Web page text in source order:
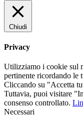
Chiudi
Privacy
Utilizziamo i cookie sul
pertinente ricordando le
Cliccando su "Accetta
Tuttavia, puoi visitare
consenso controllato.
Necessari